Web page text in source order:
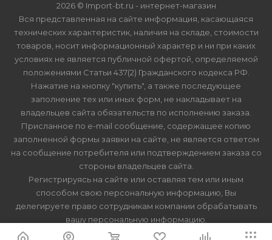
2026 © Import-bt.ru - интернет-магазин
Вся представленная на сайте информация, касающаяся
технических характеристик, наличия на складе, стоимости
товаров, носит информационный характер и ни при каких
условиях не является публичной офертой, определяемой
положениями Статьи 437(2) Гражданского кодекса РФ.
Нажатие на кнопку "купить", а также последующее
заполнение тех или иных форм, не накладывает на
владельцев сайта обязательств по исполнению заказа.
Присланное по e-mail сообщение, содержащее копию
заполненной формы заявки на сайте, не является ответом
на сообщение потребителя или подтверждением заказа со
стороны владельцев сайта.
Регистрируясь на сайте или оставляя тем или иным
способом свою персональную информацию, Вы
делегируете право сотрудникам компании обрабатывать
вашу персональную информацию.